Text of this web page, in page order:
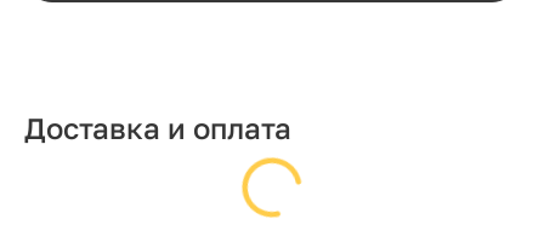
Доставка и оплата